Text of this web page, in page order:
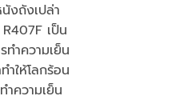
งถังเปล่า
เป็น
ทำความเย็น
ำให้โลกร้อน
ำความเย็น